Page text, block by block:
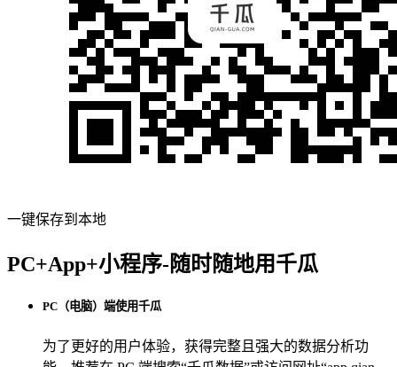
一键保存到本地
PC+App+小程序-随时随地用千瓜
PC（电脑）端使用千瓜
为了更好的用户体验，获得完整且强大的数据分析功